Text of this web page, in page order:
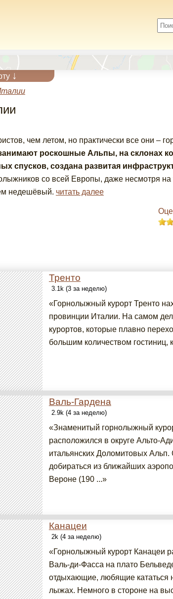
↓
чем летом, но практически все они –
роскошные Альпы, на склонах
спусков, создана развитая
со всей Европы, даже несмотря на
недешёвый. читать далее
Тренто
3.1k (3 за неделю)
«Горнолыжный курорт Тренто
провинции Италии. На самом
курортов, которые плавно
большим количеством гостиниц,
Валь-Гардена
2.9k (4 за неделю)
«Знаменитый горнолыжный
расположился в округе Альто-
итальянских Доломитовых
добираться из ближайших
Вероне (190 ...»
Канацеи
2k (4 за неделю)
«Горнолыжный курорт Канацеи
Валь-ди-Фасса на плато
отдыхающие, любящие кататься
лыжах. Немного в стороне на